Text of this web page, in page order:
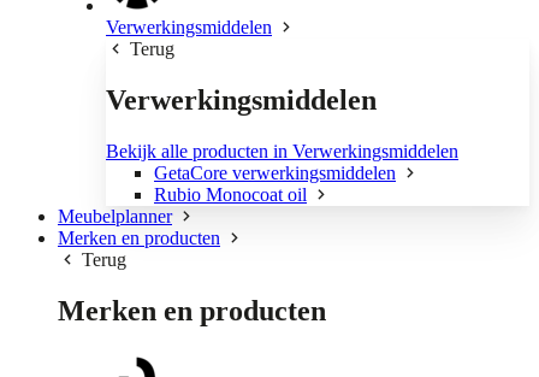
Verwerkingsmiddelen
Terug
Verwerkingsmiddelen
Bekijk alle producten in Verwerkingsmiddelen
GetaCore verwerkingsmiddelen
Rubio Monocoat oil
Meubelplanner
Merken en producten
Terug
Merken en producten